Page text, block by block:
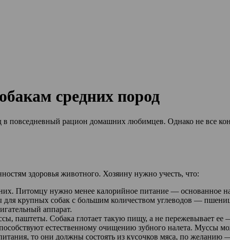
средних пород
повседневный рацион домашних любимцев. Однако не все
здоровья животного. Хозяину нужно учесть, что:
Питомцу нужно менее калорийное питание — основанное
для крупных собак с большим количеством углеводов —
аппарат.
паштеты. Собака глотает такую пищу, а не пережевывает ее
естественному очищению зубного налета. Муссы
то они должны состоять из кусочков мяса, по